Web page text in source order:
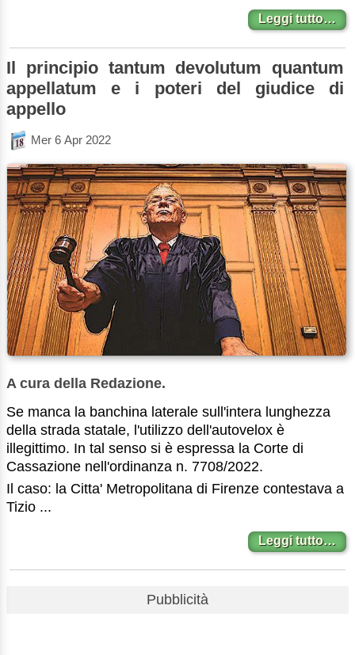
Leggi tutto…
Il principio tantum devolutum quantum
appellatum e i poteri del giudice di
appello
Mer 6 Apr 2022
A cura della Redazione.
Se manca la banchina laterale sull'intera lunghezza
della strada statale, l'utilizzo dell'autovelox è
illegittimo. In tal senso si è espressa la Corte di
Cassazione nell'ordinanza n. 7708/2022.
Il caso: la Citta' Metropolitana di Firenze contestava a
Tizio ...
Leggi tutto…
Pubblicità